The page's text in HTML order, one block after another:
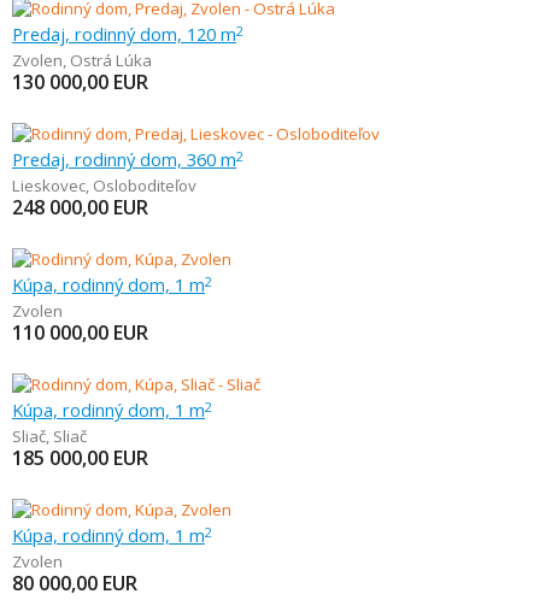
Predaj, rodinný dom, 120 m2
Zvolen, Ostrá Lúka
130 000,00 EUR
Predaj, rodinný dom, 360 m2
Lieskovec, Osloboditeľov
248 000,00 EUR
Kúpa, rodinný dom, 1 m2
Zvolen
110 000,00 EUR
Kúpa, rodinný dom, 1 m2
Sliač, Sliač
185 000,00 EUR
Kúpa, rodinný dom, 1 m2
Zvolen
80 000,00 EUR